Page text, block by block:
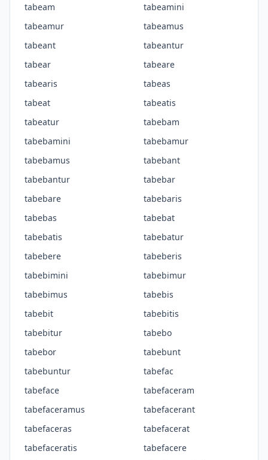
tabeam
tabeamini
tabeamur
tabeamus
tabeant
tabeantur
tabear
tabeare
tabearis
tabeas
tabeat
tabeatis
tabeatur
tabebam
tabebamini
tabebamur
tabebamus
tabebant
tabebantur
tabebar
tabebare
tabebaris
tabebas
tabebat
tabebatis
tabebatur
tabebere
tabeberis
tabebimini
tabebimur
tabebimus
tabebis
tabebit
tabebitis
tabebitur
tabebo
tabebor
tabebunt
tabebuntur
tabefac
tabeface
tabefaceram
tabefaceramus
tabefacerant
tabefaceras
tabefacerat
tabefaceratis
tabefacere